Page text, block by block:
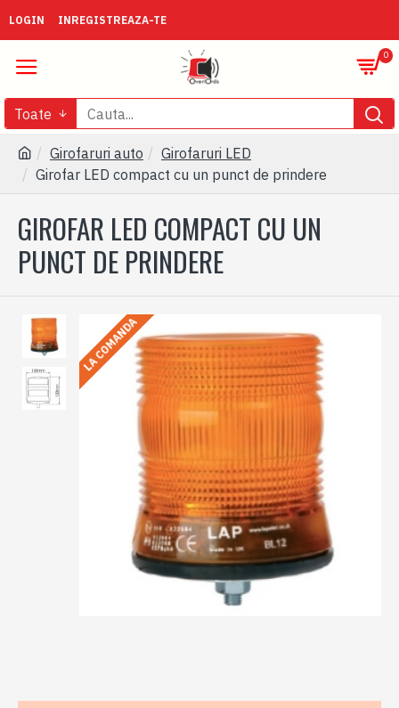
LOGIN INREGISTREAZA-TE
0
Toate
Girofaruri auto
Girofaruri LED
Girofar LED compact cu un punct de prindere
GIROFAR LED COMPACT CU UN
PUNCT DE PRINDERE
LA COMANDA